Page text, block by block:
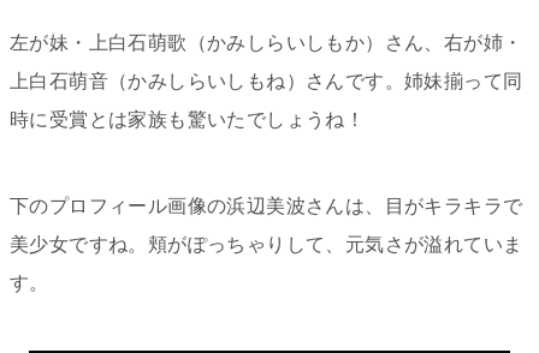
左が妹・
上白石萌歌（かみしらいしもか）さん、右が姉・
上白石萌音（かみしらいしもね）さんです。姉妹揃って同
時に受賞とは家族も驚いたでしょうね！
下のプロフィール画像の浜辺美波さんは、目がキラキラで
美少女ですね。頬がぽっちゃりして、元気さが溢れていま
す。